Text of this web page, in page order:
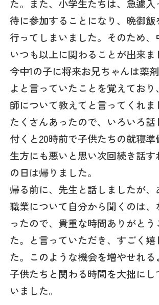
た。また、小学生たちは、急遽
待に参加することになり、晩御飯
行ってしまいました。そのため、
いつも以上に関わることが出来ま
今中1の子に将来お兄ちゃんは薬
よと言っていたことを覚えてお
師について教えてと言ってくれま
たくさんあったので、いろいろ
付くと20時前で子供たちの就寝
生方にも悪いと思い次回続き話す
の日は帰りました。
帰る前に、先生と話しましたが、
職業について自分から聞くのは
ったので、貴重な時間ありがとう
た。と言っていただき、すごく嬉
た。このような機会を増やせれる
子供たちと関わる時間を大拙に
いました。